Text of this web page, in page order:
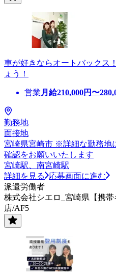
車が好きならオートバックス
ょう！
営業 月給210,000円〜
勤務地
面接地
宮崎県宮崎市 ※詳細な勤務地
確認をお願いいたします
宮崎駅、南宮崎駅
詳細を見る
応募画面に進む
派遣労働者
株式会社シエロ_宮崎県【携
店/AF5